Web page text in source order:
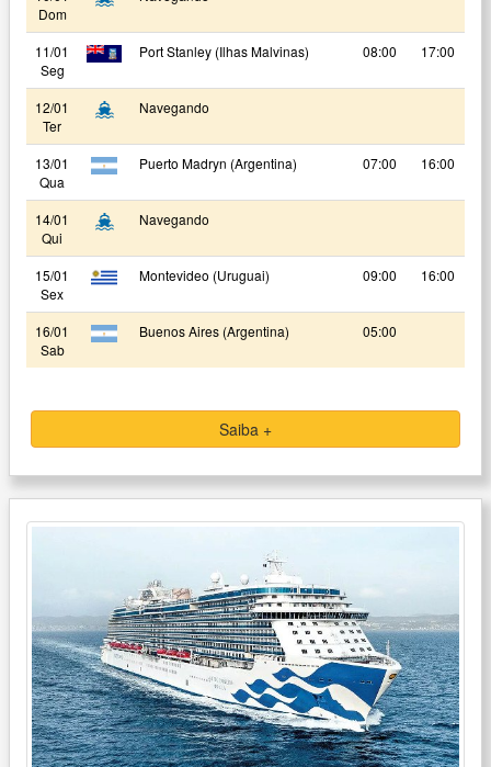
Dom
11/01
Seg
Port Stanley (Ilhas Malvinas) 08:00 17:00
12/01
Ter
Navegando
13/01
Qua
Puerto Madryn (Argentina) 07:00 16:00
14/01
Qui
Navegando
15/01
Sex
Montevideo (Uruguai) 09:00 16:00
16/01
Sab
Buenos Aires (Argentina) 05:00
Saiba +